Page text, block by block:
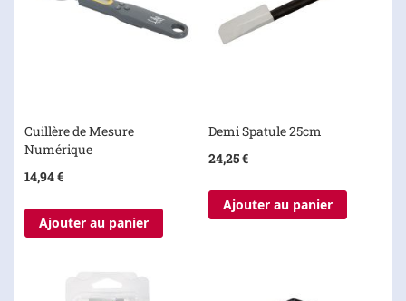
Cuillère de Mesure
Numérique
14,94 €
Ajouter au panier
Demi Spatule 25cm
24,25 €
Ajouter au panier